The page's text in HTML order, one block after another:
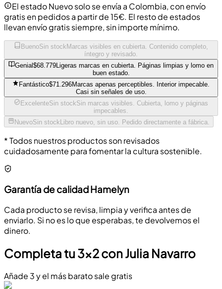
El estado Nuevo solo se envía a Colombia, con envío
gratis en pedidos a partir de 15€. El resto de estados
llevan envío gratis siempre, sin importe mínimo.
BuenoSin stockMarcas visibles en cubierta. Contenido completo,
íntegro y revisado.
Genial$68.779Ligeras marcas en cubierta. Páginas limpias y lomo en
buen estado.
Fantástico$71.296Marcas apenas perceptibles. Interior impecable.
Casi sin señales de uso.
ExcelenteSin stockSin marcas visibles. Cubierta, lomo y páginas
impecables.
NuevoSin stockLibro nuevo, sin uso. Pedido directamente a fábrica.
* Todos nuestros productos son revisados
cuidadosamente para fomentar la cultura sostenible.
Garantía de calidad Hamelyn
Cada producto se revisa, limpia y verifica antes de
enviarlo. Si no es lo que esperabas, te devolvemos el
dinero.
Completa tu 3x2 con Julia Navarro
Añade 3 y el más barato sale gratis